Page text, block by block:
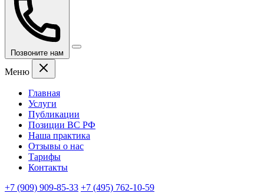
Позвоните нам
Меню
Главная
Услуги
Публикации
Позиции ВС РФ
Наша практика
Отзывы о нас
Тарифы
Контакты
+7 (909) 909-85-33 +7 (495) 762-10-59